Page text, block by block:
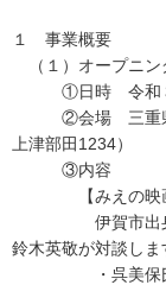
１ 事業概要
（１）オープニン
①日時 令和３年
②会場 三重県総
上津部田1234）
③内容
【みえの映画び
伊賀市出身の映
鈴木英敬が対談しま
・呉美保氏